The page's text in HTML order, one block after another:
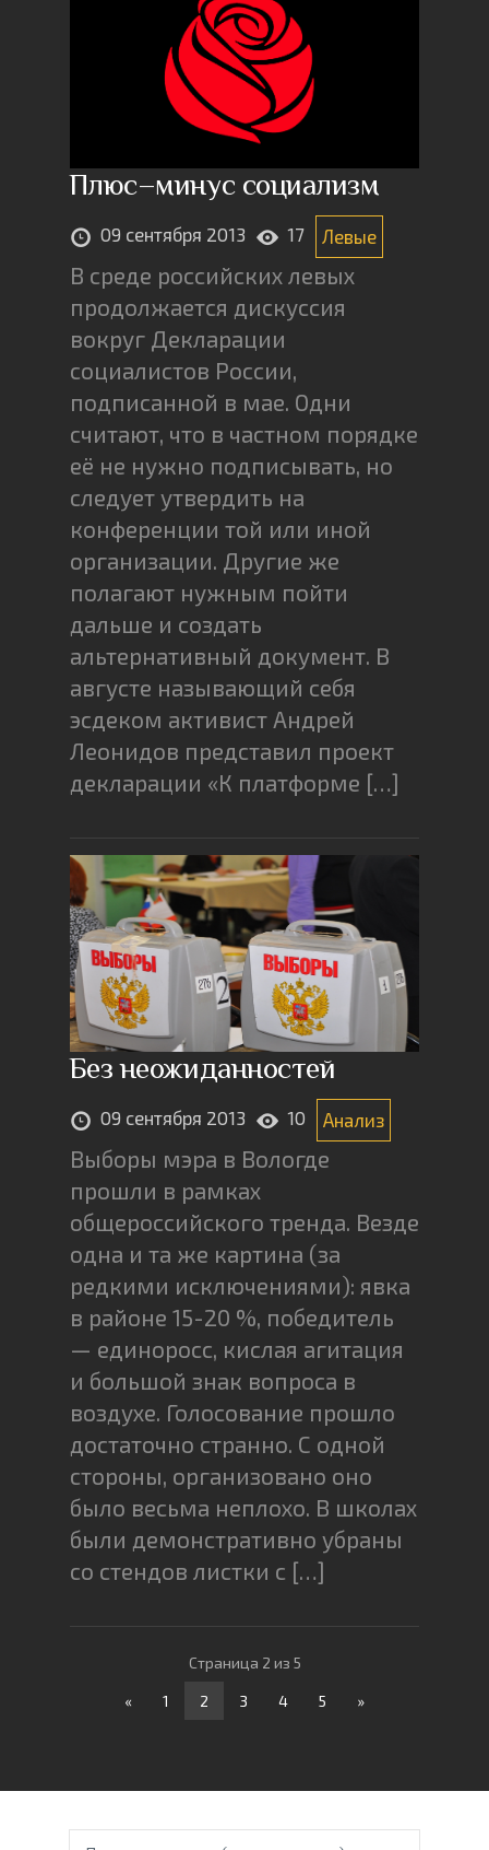
Плюс–минус социализм
09 сентября 2013 17 Левые
В среде российских левых
продолжается дискуссия
вокруг Декларации
социалистов России,
подписанной в мае. Одни
считают, что в частном порядке
её не нужно подписывать, но
следует утвердить на
конференции той или иной
организации. Другие же
полагают нужным пойти
дальше и создать
альтернативный документ. В
августе называющий себя
эсдеком активист Андрей
Леонидов представил проект
декларации «К платформе […]
Без неожиданностей
09 сентября 2013 10 Анализ
Выборы мэра в Вологде
прошли в рамках
общероссийского тренда. Везде
одна и та же картина (за
редкими исключениями): явка
в районе 15-20 %, победитель
— единоросс, кислая агитация
и большой знак вопроса в
воздухе. Голосование прошло
достаточно странно. С одной
стороны, организовано оно
было весьма неплохо. В школах
были демонстративно убраны
со стендов листки с […]
Страница 2 из 5
« 1 2 3 4 5 »